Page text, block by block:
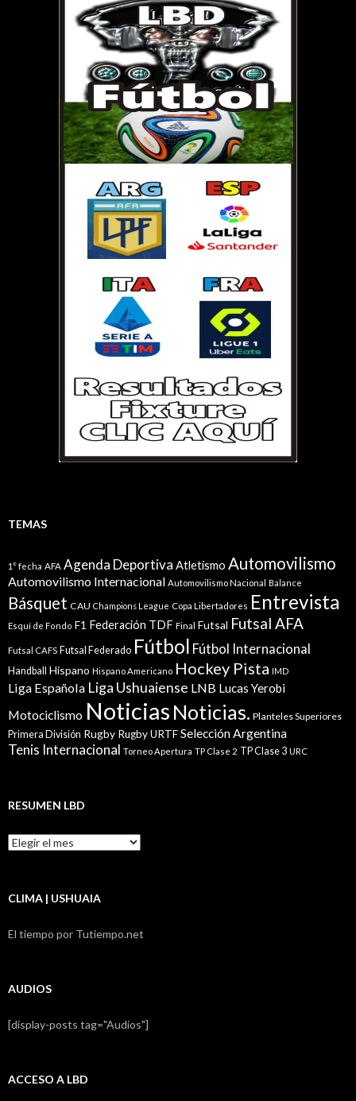
TEMAS
1° fecha AFA Agenda Deportiva Atletismo Automovilismo
Automovilismo Internacional Automovilismo Nacional Balance
Básquet CAU Champions League Copa Libertadores Entrevista
Esquí de Fondo F1 Federación TDF Final Futsal Futsal AFA
Futsal CAFS Futsal Federado Fútbol Fútbol Internacional
Handball Hispano Hispano Americano Hockey Pista IMD
Liga Española Liga Ushuaiense LNB Lucas Yerobi
Motociclismo Noticias Noticias. Planteles Superiores
Primera División Rugby Rugby URTFSelección Argentina
Tenis Internacional Torneo Apertura TP Clase 2 TP Clase 3 URC
RESUMEN LBD
Resumen
LBD
CLIMA | USHUAIA
El tiempo por Tutiempo.net
AUDIOS
[display-posts tag="Audios"]
ACCESO A LBD